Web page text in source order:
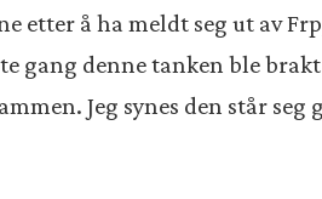
etter å ha meldt seg ut av
gang denne tanken ble
Jeg synes den står seg